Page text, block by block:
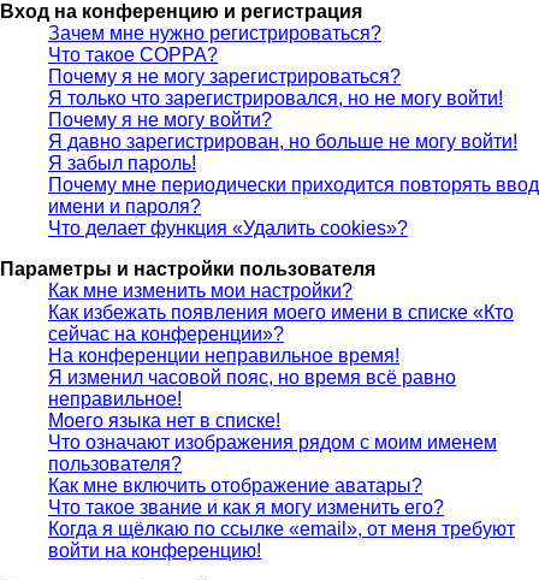
Вход на конференцию и регистрация
Зачем мне нужно регистрироваться?
Что такое COPPA?
Почему я не могу зарегистрироваться?
Я только что зарегистрировался, но не могу войти!
Почему я не могу войти?
Я давно зарегистрирован, но больше не могу войти!
Я забыл пароль!
Почему мне периодически приходится повторять ввод
имени и пароля?
Что делает функция «Удалить cookies»?
Параметры и настройки пользователя
Как мне изменить мои настройки?
Как избежать появления моего имени в списке «Кто
сейчас на конференции»?
На конференции неправильное время!
Я изменил часовой пояс, но время всё равно
неправильное!
Моего языка нет в списке!
Что означают изображения рядом с моим именем
пользователя?
Как мне включить отображение аватары?
Что такое звание и как я могу изменить его?
Когда я щёлкаю по ссылке «email», от меня требуют
войти на конференцию!